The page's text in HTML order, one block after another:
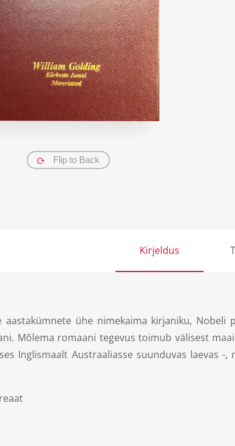
Flip to Back
Kirjeldus
aastakümnete ühe nimekaima kirjaniku, Nobeli
Mõlema romaani tegevus toimub välisest
Inglismaalt Austraaliasse suunduvas laevas